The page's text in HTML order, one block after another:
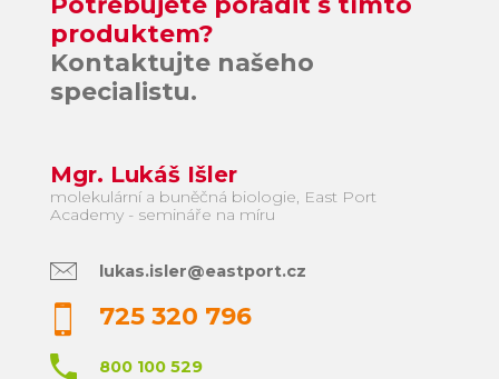
produktem?
Kontaktujte našeho
specialistu.
Mgr. Lukáš Išler
molekulární a buněčná biologie, East Port
Academy - semináře na míru
lukas.isler@eastport.cz
725 320 796
800 100 529